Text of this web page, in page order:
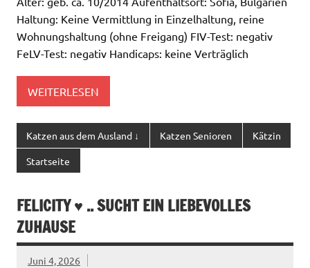
Haltung: Keine Vermittlung in Einzelhaltung, reine
Wohnungshaltung (ohne Freigang) FIV-Test: negativ
FeLV-Test: negativ Handicaps: keine Verträglich
WEITERLESEN
Katzen aus dem Ausland ↓ Katzen Senioren Kätzin
Startseite
FELICITY ♥ .. SUCHT EIN LIEBEVOLLES
ZUHAUSE
Juni 4, 2026